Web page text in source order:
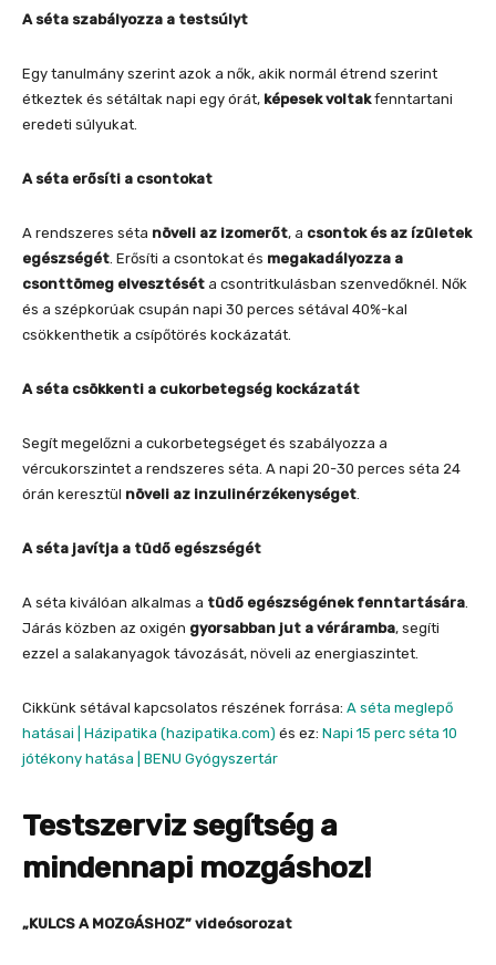
A séta szabályozza a testsúlyt
Egy tanulmány szerint azok a nők, akik normál étrend szerint
étkeztek és sétáltak napi egy órát, képesek voltakfenntartani
eredeti súlyukat.
A séta erősíti a csontokat
A rendszeres séta növeli az izomerőt, a csontok és az ízületek
egészségét . Erősíti a csontokat és megakadályozza a
csonttömeg elvesztését a csontritkulásban szenvedőknél. Nők
és a szépkorúak csupán napi 30 perces sétával 40%-kal
csökkenthetik a csípőtörés kockázatát.
A séta csökkenti a cukorbetegség kockázatát
Segít megelőzni a cukorbetegséget és szabályozza a
vércukorszintet a rendszeres séta. A napi 20-30 perces séta 24
órán keresztül növeli az inzulinérzékenységet
A séta javítja a tüdő egészségét
A séta kiválóan alkalmas a tüdő egészségének fenntartására
Járás közben az oxigén gyorsabban jut a véráramba, segíti
ezzel a salakanyagok távozását, növeli az energiaszintet.
Cikkünk sétával kapcsolatos részének forrása: A séta meglepő
hatásai | Házipatika (hazipatika.com) és ez: Napi 15 perc séta 10
jótékony hatása | BENU Gyógyszertár
Testszerviz segítség a
mindennapi mozgáshoz!
„KULCS A MOZGÁSHOZ” videósorozat